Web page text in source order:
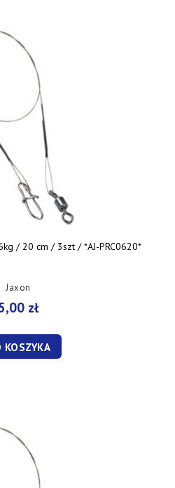
/ 20 cm / 3szt / *AJ-PRC0620*
Jaxon
zł
KOSZYKA